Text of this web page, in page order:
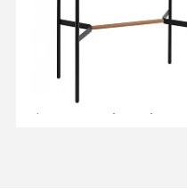
Временно отсутствует